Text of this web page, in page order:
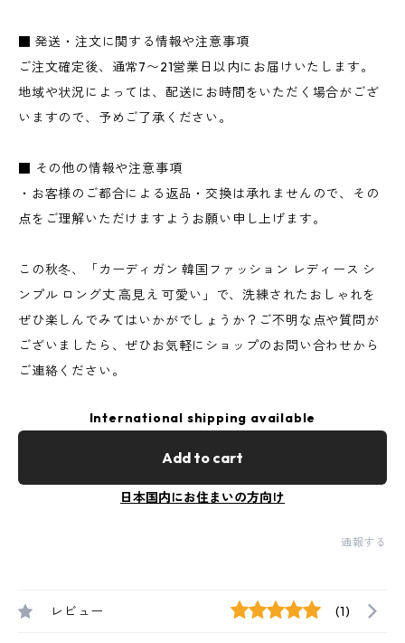
■ 発送・注文に関する情報や注意事項
ご注文確定後、通常7〜21営業日以内にお届けいたします。
地域や状況によっては、配送にお時間をいただく場合がござ
いますので、予めご了承ください。
■ その他の情報や注意事項
・お客様のご都合による返品・交換は承れませんので、その
点をご理解いただけますようお願い申し上げます。
この秋冬、「カーディガン 韓国ファッション レディース シ
ンプル ロング丈 高見え 可愛い」で、洗練されたおしゃれを
ぜひ楽しんでみてはいかがでしょうか？ご不明な点や質問が
ございましたら、ぜひお気軽にショップのお問い合わせから
ご連絡ください。
International shipping available
Add to cart
日本国内にお住まいの方向け
通報する
レビュー (1)